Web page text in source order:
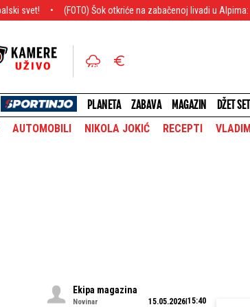
(FOTO) Šok otkriće na zabačenoj livadi u Alpima: Zapanjili su
PLANETA ZABAVA MAGAZIN DŽET SET
AUTOMOBILI NIKOLA JOKIĆ RECEPTI
Ekipa magazina
Novinar 15.05.2026 15:40